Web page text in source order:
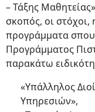
– Τάξης
σκοπός, οι στόχοι,
προγράμματα
Προγράμματος
παρακάτω
«Υπάλληλος
Υπηρεσιών»,